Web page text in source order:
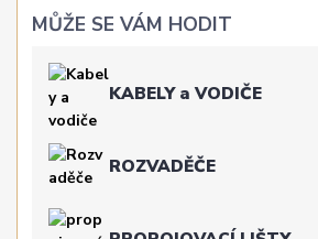
MŮŽE SE VÁM HODIT
KABELY a VODIČE
ROZVADĚČE